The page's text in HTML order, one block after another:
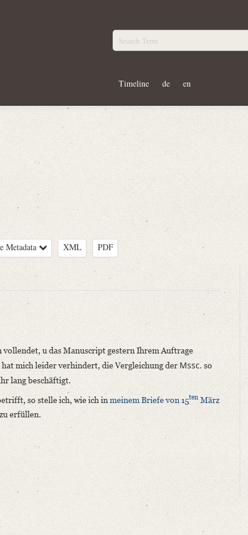
Timeline de en
Metadata XML PDF
vollendet, u das Manuscript gestern Ihrem Auftrage
mich leider verhindert, die Vergleichung der Mssc. so
lang beschäftigt.
so stelle ich, wie ich in meinem Briefe von 15ten März
erfüllen.